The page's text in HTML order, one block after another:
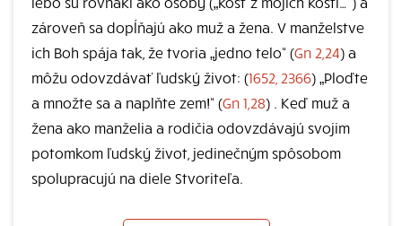
zároveň sa dopĺňajú ako muž a žena. V manželstve
ich Boh spája tak, že tvoria „jedno telo“ (Gn 2,24) a
môžu odovzdávať ľudský život: (1652, 2366) „Ploďte
a množte sa a naplňte zem!“ (Gn 1,28) . Keď muž a
žena ako manželia a rodičia odovzdávajú svojim
potomkom ľudský život, jedinečným spôsobom
spolupracujú na diele Stvoriteľa.